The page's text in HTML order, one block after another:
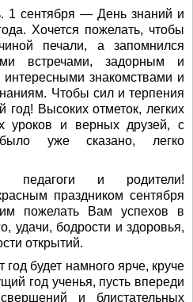
1 сентября — День знаний и
Хочется пожелать, чтобы
печали, а запомнился
встречами, задорным и
знакомствами и
Чтобы сил и терпения
год! Высоких отметок, легких
уроков и верных друзей, с
уже сказано, легко
педагоги и родители!
праздником сентября
пожелать Вам успехов в
удачи, бодрости и здоровья,
открытий.
будет намного ярче, круче
год ученья, пусть впереди
и блистательных